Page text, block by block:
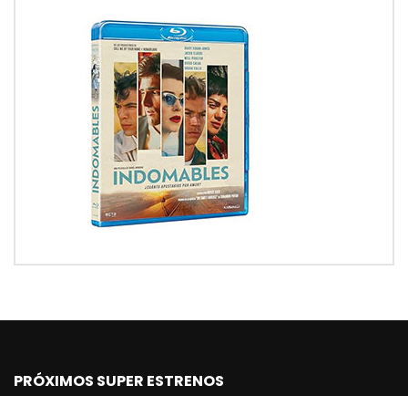
PRÓXIMOS SUPER ESTRENOS